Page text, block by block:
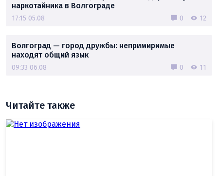
наркотайника в Волгограде
17:15 05.08 0 12
Волгоград — город дружбы: непримиримые
находят общий язык
09:33 06.08 0 11
Читайте также